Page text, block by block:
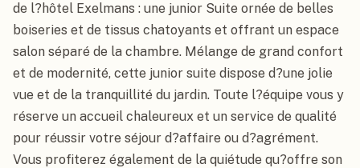
de l?hôtel Exelmans : une junior Suite ornée de belles
boiseries et de tissus chatoyants et offrant un espace
salon séparé de la chambre. Mélange de grand confort
et de modernité, cette junior suite dispose d?une jolie
vue et de la tranquillité du jardin. Toute l?équipe vous y
réserve un accueil chaleureux et un service de qualité
pour réussir votre séjour d?affaire ou d?agrément.
Vous profiterez également de la quiétude qu?offre son